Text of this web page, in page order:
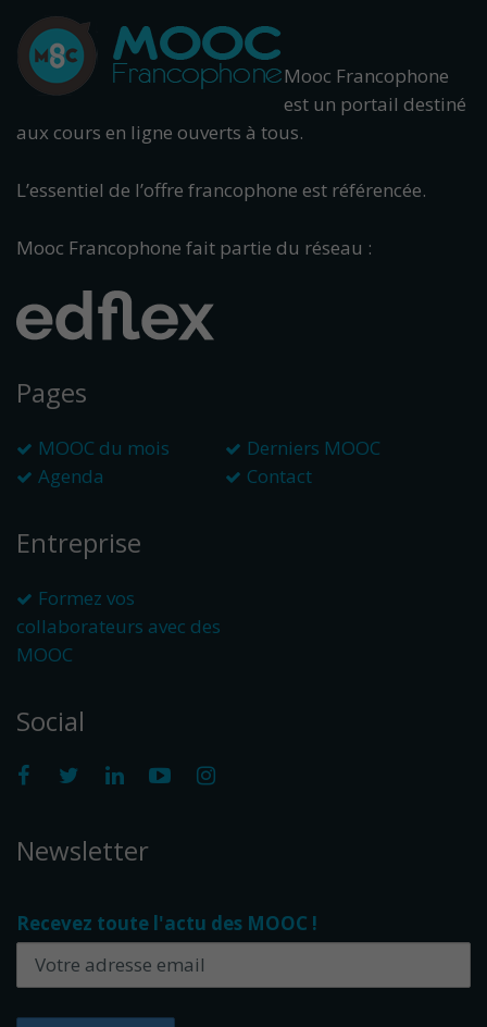
Mooc Francophone
est un portail destiné
aux cours en ligne ouverts à tous.
L’essentiel de l’offre francophone est référencée.
Mooc Francophone fait partie du réseau :
Pages
MOOC du mois
Derniers MOOC
Agenda
Contact
Entreprise
Formez vos
collaborateurs avec des
MOOC
Social
Newsletter
Recevez toute l'actu des MOOC !